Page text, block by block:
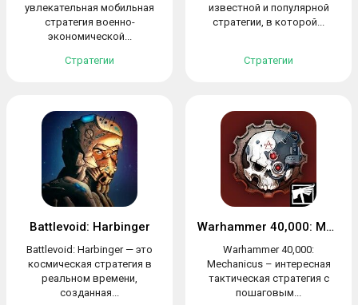
увлекательная мобильная
стратегия военно-
экономической...
Стратегии
известной и популярной
стратегии, в которой...
Стратегии
Battlevoid: Harbinger
Battlevoid: Harbinger — это
космическая стратегия в
реальном времени,
созданная...
Warhammer 40,000: Mechanicus
Warhammer 40,000:
Mechanicus – интересная
тактическая стратегия с
пошаговым...